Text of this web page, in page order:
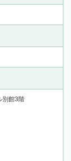
別館3階